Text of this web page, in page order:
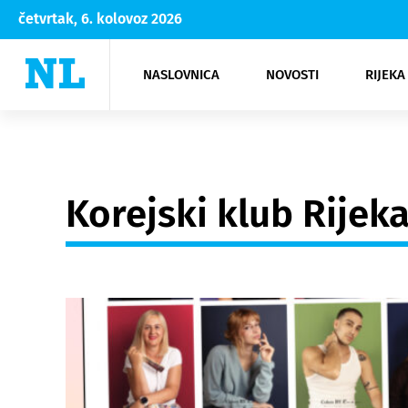
četvrtak, 6. kolovoz 2026
NASLOVNICA NOVOSTI
Rijeka Opatija
NK
Moda
Kultura
Korejski klub Rijeka